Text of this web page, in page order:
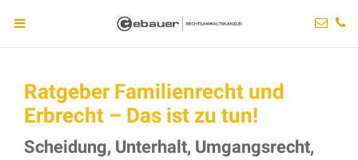
Ratgeber Familienrecht und
Erbrecht – Das ist zu tun!
Scheidung, Unterhalt, Umgangsrecht,